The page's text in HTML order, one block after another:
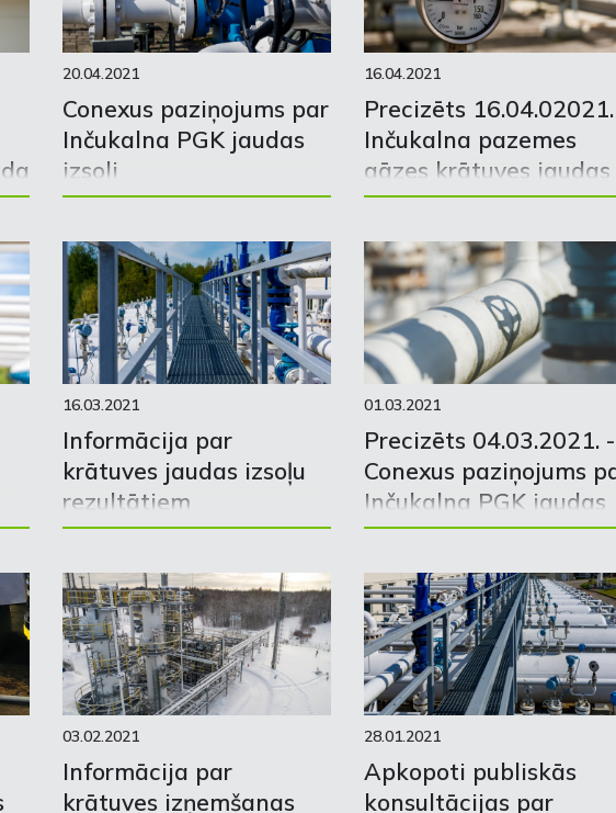
20.04.2021
Conexus paziņojums par
Inčukalna PGK jaudas
izsoli
16.04.2021
Precizēts
Inčukalna pazemes
gāzes krātuves jaudas
izsoļu grafiks
16.03.2021
Informācija par
krātuves jaudas izsoļu
rezultātiem
01.03.2021
Precizēts 04.03.2021. -
Conexus paziņojums
Inčukalna PGK jaudas
izsolēm
03.02.2021
Informācija par
krātuves izņemšanas
28.01.2021
Apkopoti publiskās
konsultācijas par